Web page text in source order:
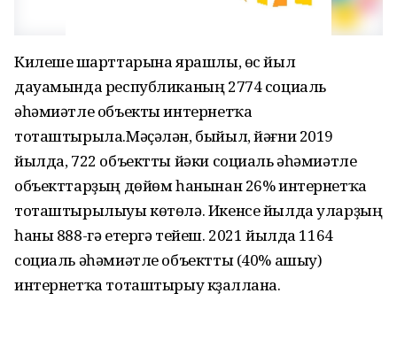
Килешеү шарттарына ярашлы, өс йыл
дауамында республиканың 2774 социаль
әһәмиәтле объекты интернетҡа
тоташтырыла.Мәҫәлән, быйыл, йәғни 2019
йылда, 722 объектты йәки социаль әһәмиәтле
объекттарҙың дөйөм һанынан 26% интернетҡа
тоташтырылыуы көтөлә. Икенсе йылда уларҙың
һаны 888-гә етергә тейеш. 2021 йылда 1164
социаль әһәмиәтле объектты (40% ашыу)
интернетҡа тоташтырыу күҙаллана.